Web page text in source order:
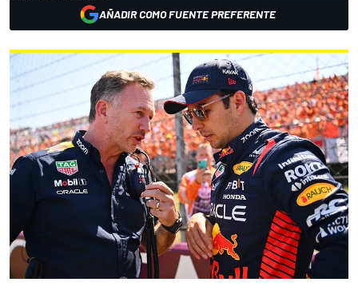
AÑADIR COMO FUENTE PREFERENTE